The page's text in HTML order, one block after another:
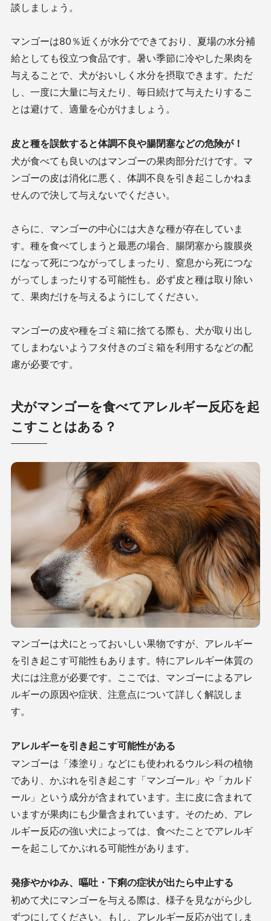
談しましょう。
マンゴーは80％近くが水分でできており、夏場の水分補
給としても役立つ食品です。暑い季節に冷やした果肉を
与えることで、犬がおいしく水分を摂取できます。ただ
し、一度に大量に与えたり、毎日続けて与えたりするこ
とは避けて、適量を心がけましょう。
皮と種を誤飲すると体調不良や腸閉塞などの危険が！
犬が食べても良いのはマンゴーの果肉部分だけです。マ
ンゴーの皮は消化に悪く、体調不良を引き起こしかねま
せんので決して与えないでください。
さらに、マンゴーの中心には大きな種が存在していま
す。種を食べてしまうと最悪の場合、腸閉塞から腹膜炎
になって死につながってしまったり、窒息から死につな
がってしまったりする可能性も。必ず皮と種は取り除い
て、果肉だけを与えるようにしてください。
マンゴーの皮や種をゴミ箱に捨てる際も、犬が取り出し
てしまわないようフタ付きのゴミ箱を利用するなどの配
慮が必要です。
犬がマンゴーを食べてアレルギー反応を起
こすことはある？
マンゴーは犬にとっておいしい果物ですが、アレルギー
を引き起こす可能性もあります。特にアレルギー体質の
犬には注意が必要です。ここでは、マンゴーによるアレ
ルギーの原因や症状、注意点について詳しく解説しま
す。
アレルギーを引き起こす可能性がある
マンゴーは「漆塗り」などにも使われるウルシ科の植物
であり、かぶれを引き起こす「マンゴール」や「カルド
ール」という成分が含まれています。主に皮に含まれて
いますが果肉にも少量含まれています。そのため、アレ
ルギー反応の強い犬によっては、食べたことでアレルギ
ーを起こしてかぶれる可能性があります。
発疹やかゆみ、嘔吐・下痢の症状が出たら中止する
初めて犬にマンゴーを与える際は、様子を見ながら少し
ずつにしてください。もし、アレルギー反応が出てしま